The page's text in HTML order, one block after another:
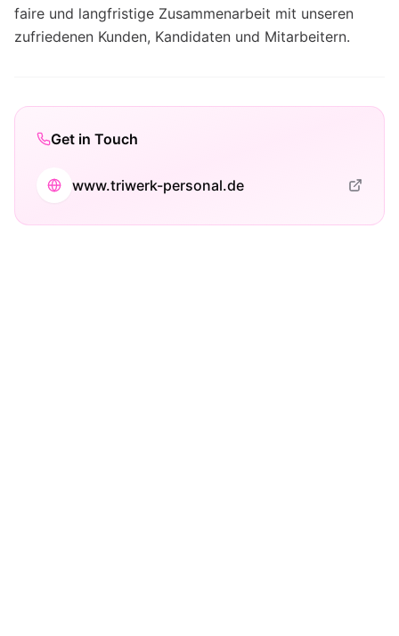
faire und langfristige Zusammenarbeit mit unseren
zufriedenen Kunden, Kandidaten und Mitarbeitern.
Get in Touch
www.triwerk-personal.de